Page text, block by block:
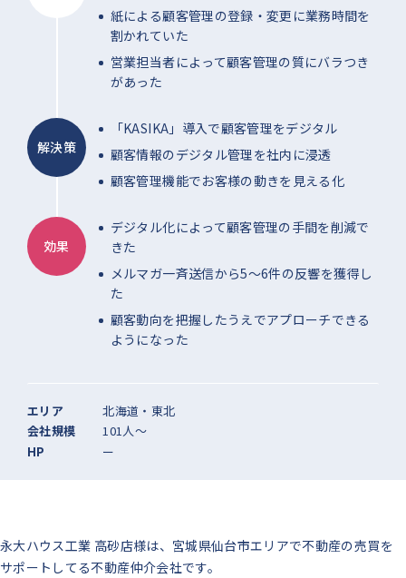
紙による顧客管理の登録・変更に業務時間を
割かれていた
営業担当者によって顧客管理の質にバラつき
があった
解決策
「KASIKA」導入で顧客管理をデジタル
顧客情報のデジタル管理を社内に浸透
顧客管理機能でお客様の動きを見える化
効果
デジタル化によって顧客管理の手間を削減で
きた
メルマガ一斉送信から5～6件の反響を獲得し
た
顧客動向を把握したうえでアプローチできる
ようになった
エリア
北海道・東北
会社規模
101人〜
HP
ー
永大ハウス工業 高砂店様は、宮城県仙台市エリアで不動産の売買を
サポートしてる不動産仲介会社です。